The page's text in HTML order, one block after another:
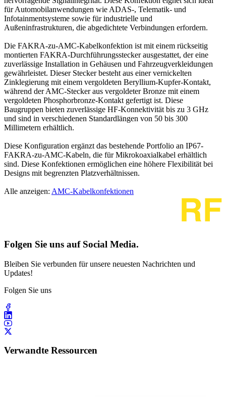
für Automobilanwendungen wie ADAS-, Telematik- und
Infotainmentsysteme sowie für industrielle und
Außeninfrastrukturen, die abgedichtete Verbindungen erfordern.
Die FAKRA-zu-AMC-Kabelkonfektion ist mit einem rückseitig
montierten FAKRA-Durchführungsstecker ausgestattet, der eine
zuverlässige Installation in Gehäusen und Fahrzeugverkleidungen
gewährleistet. Dieser Stecker besteht aus einer vernickelten
Zinklegierung mit einem vergoldeten Beryllium-Kupfer-Kontakt,
während der AMC-Stecker aus vergoldeter Bronze mit einem
vergoldeten Phosphorbronze-Kontakt gefertigt ist. Diese
Baugruppen bieten zuverlässige HF-Konnektivität bis zu 3 GHz
und sind in verschiedenen Standardlängen von 50 bis 300
Millimetern erhältlich.
Diese Konfiguration ergänzt das bestehende Portfolio an IP67-
FAKRA-zu-AMC-Kabeln, die für Mikrokoaxialkabel erhältlich
sind. Diese Konfektionen ermöglichen eine höhere Flexibilität bei
Designs mit begrenzten Platzverhältnissen.
Alle anzeigen: AMC-Kabelkonfektionen
Folgen Sie uns auf Social Media.
Bleiben Sie verbunden für unsere neuesten Nachrichten und
Updates!
Folgen Sie uns
Verwandte Ressourcen